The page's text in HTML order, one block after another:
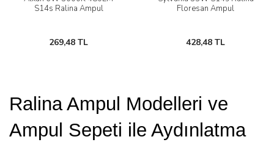
S14s Ralina Ampul
269,48 TL
Floresan Ampul
428,48 TL
Ralina Ampul Modelleri ve
Ampul Sepeti ile Aydınlatma